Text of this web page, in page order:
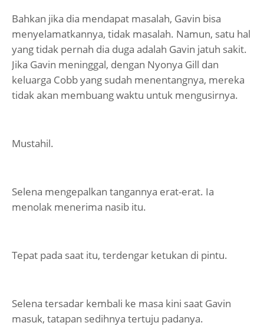
Bahkan jika dia mendapat masalah, Gavin bisa
menyelamatkannya, tidak masalah. Namun, satu hal
yang tidak pernah dia duga adalah Gavin jatuh sakit.
Jika Gavin meninggal, dengan Nyonya Gill dan
keluarga Cobb yang sudah menentangnya, mereka
tidak akan membuang waktu untuk mengusirnya.
Mustahil.
Selena mengepalkan tangannya erat-erat. Ia
menolak menerima nasib itu.
Tepat pada saat itu, terdengar ketukan di pintu.
Selena tersadar kembali ke masa kini saat Gavin
masuk, tatapan sedihnya tertuju padanya.